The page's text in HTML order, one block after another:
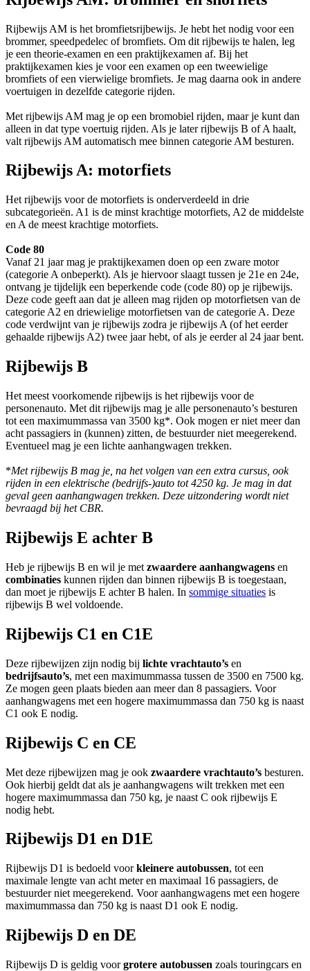
Rijbewijs AM is het bromfietsrijbewijs. Je hebt het nodig voor een
brommer, speedpedelec of bromfiets. Om dit rijbewijs te halen, leg
je een theorie-examen en een praktijkexamen af. Bij het
praktijkexamen kies je voor een examen op een tweewielige
bromfiets of een vierwielige bromfiets. Je mag daarna ook in andere
voertuigen in dezelfde categorie rijden.
Met rijbewijs AM mag je op een bromobiel rijden, maar je kunt dan
alleen in dat type voertuig rijden. Als je later rijbewijs B of A haalt,
valt rijbewijs AM automatisch mee binnen categorie AM besturen.
Rijbewijs A: motorfiets
Het rijbewijs voor de motorfiets is onderverdeeld in drie
subcategorieën. A1 is de minst krachtige motorfiets, A2 de middelste
en A de meest krachtige motorfiets.
Code 80
Vanaf 21 jaar mag je praktijkexamen doen op een zware motor
(categorie A onbeperkt). Als je hiervoor slaagt tussen je 21e en 24e,
ontvang je tijdelijk een beperkende code (code 80) op je rijbewijs.
Deze code geeft aan dat je alleen mag rijden op motorfietsen van de
categorie A2 en driewielige motorfietsen van de categorie A. Deze
code verdwijnt van je rijbewijs zodra je rijbewijs A (of het eerder
gehaalde rijbewijs A2) twee jaar hebt, of als je eerder al 24 jaar bent.
Rijbewijs B
Het meest voorkomende rijbewijs is het rijbewijs voor de
personenauto. Met dit rijbewijs mag je alle personenauto’s besturen
tot een maximummassa van 3500 kg*. Ook mogen er niet meer dan
acht passagiers in (kunnen) zitten, de bestuurder niet meegerekend.
Eventueel mag je een lichte aanhangwagen trekken.
*Met rijbewijs B mag je, na het volgen van een extra cursus, ook
rijden in een elektrische (bedrijfs-)auto tot 4250 kg. Je mag in dat
geval geen aanhangwagen trekken. Deze uitzondering wordt niet
bevraagd bij het CBR.
Rijbewijs E achter B
Heb je rijbewijs B en wil je met zwaardere aanhangwagens en
combinaties kunnen rijden dan binnen rijbewijs B is toegestaan,
dan moet je rijbewijs E achter B halen. In sommige situaties is
rijbewijs B wel voldoende.
Rijbewijs C1 en C1E
Deze rijbewijzen zijn nodig bij lichte vrachtauto’s en
bedrijfsauto’s, met een maximummassa tussen de 3500 en 7500 kg.
Ze mogen geen plaats bieden aan meer dan 8 passagiers. Voor
aanhangwagens met een hogere maximummassa dan 750 kg is naast
C1 ook E nodig.
Rijbewijs C en CE
Met deze rijbewijzen mag je ook zwaardere vrachtauto’s besturen.
Ook hierbij geldt dat als je aanhangwagens wilt trekken met een
hogere maximummassa dan 750 kg, je naast C ook rijbewijs E
nodig hebt.
Rijbewijs D1 en D1E
Rijbewijs D1 is bedoeld voorkleinere autobussen, tot een
maximale lengte van acht meter en maximaal 16 passagiers, de
bestuurder niet meegerekend. Voor aanhangwagens met een hogere
maximummassa dan 750 kg is naast D1 ook E nodig.
Rijbewijs D en DE
Rijbewijs D is geldig voorgrotere autobussen zoals touringcars en